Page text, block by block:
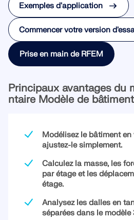
Exemples d'application
Commencer votre version
Prise en main de RFEM
Principaux avantages du
ntaire Modèle de bâtiment
Modélisez le bâtiment
ajustez-le simplement.
Calculez la masse, les
par étage et les
étage.
Analysez les dalles en
séparées dans le modèle